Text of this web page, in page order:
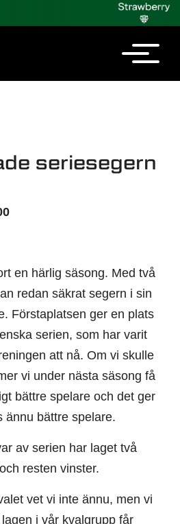
seriesegern
en härlig säsong. Med två
redan säkrat segern i sin
Förstaplatsen ger en plats
serien, som har varit
att nå. Om vi skulle
vi under nästa säsong få
bättre spelare och det ger
ännu bättre spelare.
av serien har laget två
resten vinster.
vet vi inte ännu, men vi
i vår kvalgrupp får